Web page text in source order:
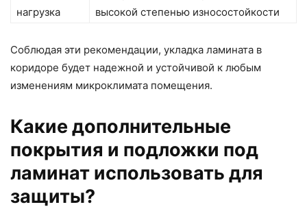
нагрузка
высокой степенью износостойкости
Соблюдая эти рекомендации, укладка ламината в
коридоре будет надежной и устойчивой к любым
изменениям микроклимата помещения.
Какие дополнительные
покрытия и подложки под
ламинат использовать для
защиты?